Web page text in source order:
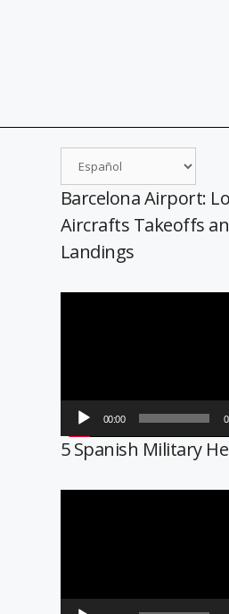
Barcelona Airport:
Aircrafts Takeoffs
Landings
00:00
5 Spanish Military